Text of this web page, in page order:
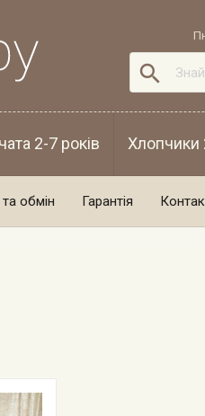

2-7 років Хлопчики
обмін Гарантія